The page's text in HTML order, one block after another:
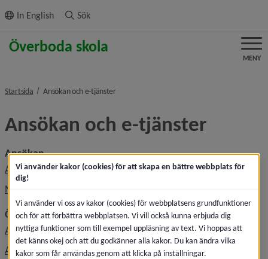
innehållet
In English Sök
MENY
Startsida Ansökan och e-tjänsternivå i brödsmulenavigeringen
Ansökan och e-tjänster
Ansökan
Ansökan, söka skola
När du fått besked om skolplacering
Övrigt
Ansöka om fritidsplats
Ansöka om modersmålsundervisning
Vi använder kakor (cookies) för att skapa en bättre webbplats för
dig!
Vi använder vi oss av kakor (cookies) för webbplatsens grundfunktioner
och för att förbättra webbplatsen. Vi vill också kunna erbjuda dig
nyttiga funktioner som till exempel uppläsning av text. Vi hoppas att
det känns okej och att du godkänner alla kakor. Du kan ändra vilka
kakor som får användas genom att klicka på inställningar.